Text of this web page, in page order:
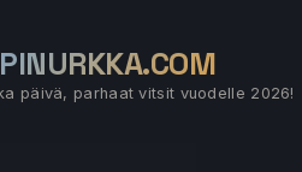
päivä, parhaat vitsit vuodelle 2026!